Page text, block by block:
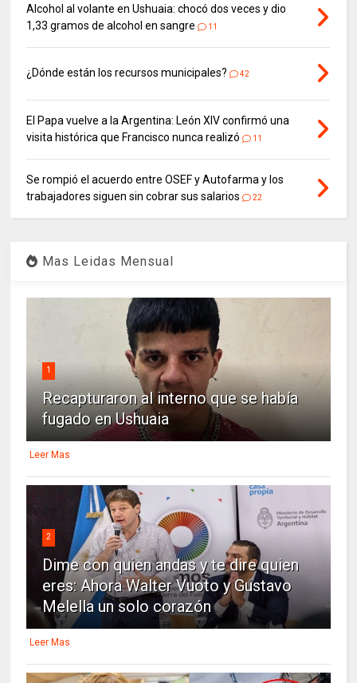
Alcohol al volante en Ushuaia: chocó dos veces y dio
1,33 gramos de alcohol en sangre
11
¿Dónde están los recursos municipales? 42
El Papa vuelve a la Argentina: León XIV confirmó una
visita histórica que Francisco nunca realizó
11
Se rompió el acuerdo entre OSEF y Autofarma y los
trabajadores siguen sin cobrar sus salarios
22
Mas Leidas Mensual
1
Recapturaron al interno que se había
fugado en Ushuaia
Leer Mas
2
Dime con quien andas y te dire quien
eres: Ahora Walter Vuoto y Gustavo
Melella un solo corazón
Leer Mas